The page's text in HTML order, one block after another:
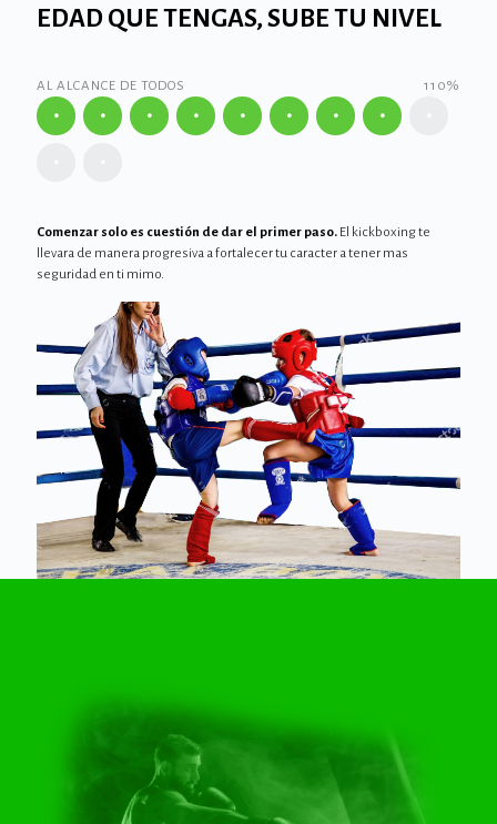
EDAD QUE TENGAS, SUBE TU NIVEL
AL ALCANCE DE TODOS 110%
Comenzar solo es cuestión de dar el primer paso. El kickboxing te
llevara de manera progresiva a fortalecer tu caracter a tener mas
seguridad en ti mimo.